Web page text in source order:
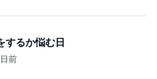
するか悩む日
前